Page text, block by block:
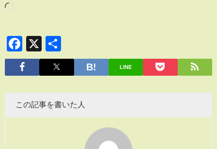
Facebook
X
有
LINE
この記事を書いた人